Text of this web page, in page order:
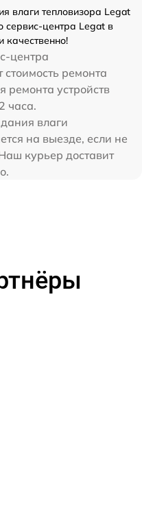
влаги тепловизора Legat
сервис-центра Legat в
качественно!
центра
стоимость ремонта
ремонта устройств
часа.
влаги
на выезде, если не
курьер доставит